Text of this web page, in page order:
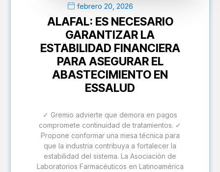
febrero 20, 2026
ALAFAL: ES NECESARIO
GARANTIZAR LA
ESTABILIDAD FINANCIERA
PARA ASEGURAR EL
ABASTECIMIENTO EN
ESSALUD
✓ Gremio advierte que demora en pagos
compromete continuidad de tratamientos. ✓
Propone conformar una mesa técnica para
que la industria contribuya a fortalecer la
estabilidad del sistema. La Asociación de
Laboratorios Farmacéuticos en Latinoamérica